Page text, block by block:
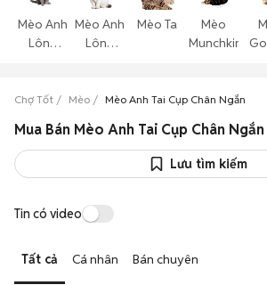
Mèo Anh
Lông
Mèo Anh
Lông
Mèo Ta
Mèo
Munchkin
Chợ Tốt Mèo Mèo Anh Tai Cụp Chân Ngắn
Lưu tìm kiếm
Tin có video
Tất cả Cá nhân Bán chuyên